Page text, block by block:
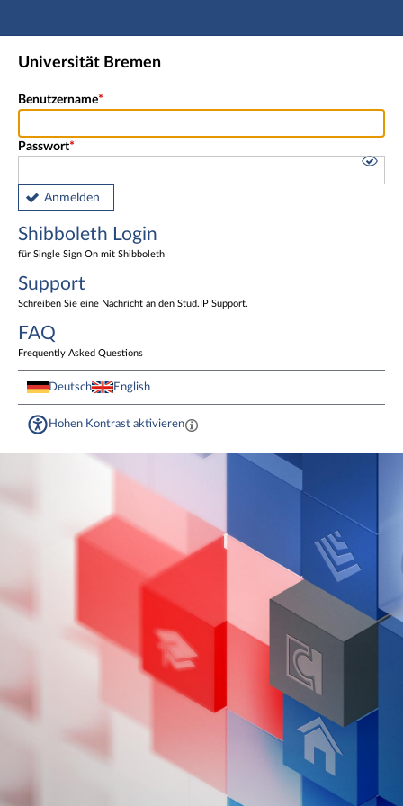
Hauptnavigation
Shibboleth Login
Universität Bremen
Benutzername
Passwort
Anmelden
Shibboleth Login
für Single Sign On mit Shibboleth
Support
Schreiben Sie eine Nachricht an den Stud.IP Support.
FAQ
Frequently Asked Questions
Deutsch English
Hohen Kontrast aktivieren